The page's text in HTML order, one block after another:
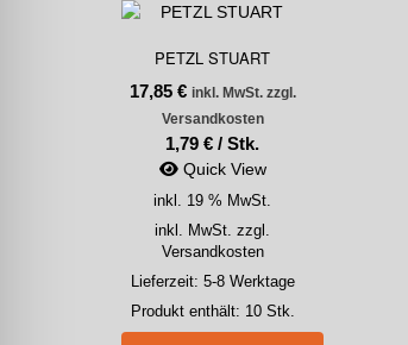
PETZL STUART
17,85 € inkl. MwSt. zzgl.
Versandkosten
1,79€ /Stk.
Quick View
inkl. 19 % MwSt.
inkl. MwSt. zzgl.
Versandkosten
Lieferzeit: 5-8 Werktage
Produkt enthält: 10 Stk.